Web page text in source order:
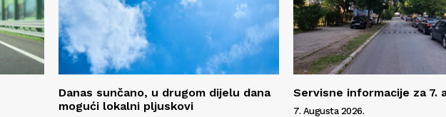
Danas sunčano, u drugom dijelu dana
mogući lokalni pljuskovi
Servisne informacije za 7.
7. Augusta 2026.